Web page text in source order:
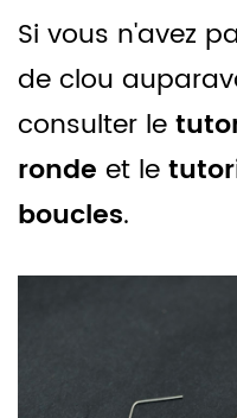
Si vous n'avez
de clou
consulter le
ronde et le
boucles.